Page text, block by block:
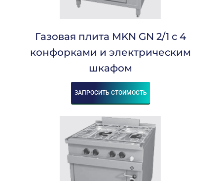
Газовая плита MKN GN 2/1 с 4
конфорками и электрическим
шкафом
ЗАПРОСИТЬ СТОИМОСТЬ